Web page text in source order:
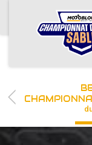
ACCUEIL
ACTUS
RÉSULTATS
CHAMPIONNAT